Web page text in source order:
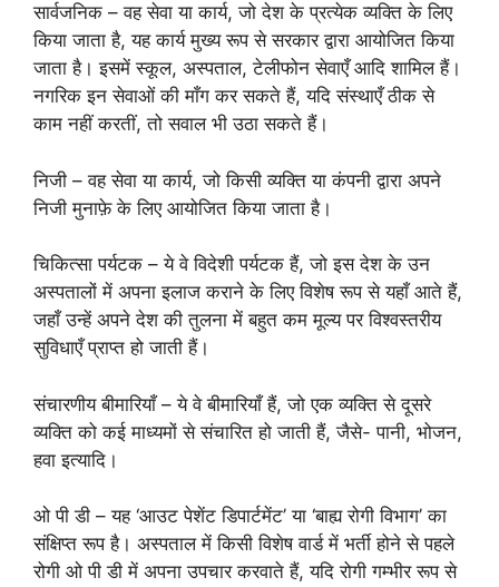
सार्वजनिक – वह सेवा या कार्य, जो देश के प्रत्येक व्यक्ति के लिए
किया जाता है, यह कार्य मुख्य रूप से सरकार द्वारा आयोजित किया
जाता है। इसमें स्कूल, अस्पताल, टेलीफोन सेवाएँ आदि शामिल हैं।
नगरिक इन सेवाओं की माँग कर सकते हैं, यदि संस्थाएँ ठीक से
काम नहीं करतीं, तो सवाल भी उठा सकते हैं।
निजी – वह सेवा या कार्य, जो किसी व्यक्ति या कंपनी द्वारा अपने
निजी मुनाफ़े के लिए आयोजित किया जाता है।
चिकित्सा पर्यटक – ये वे विदेशी पर्यटक हैं, जो इस देश के उन
अस्पतालों में अपना इलाज कराने के लिए विशेष रूप से यहाँ आते हैं,
जहाँ उन्हें अपने देश की तुलना में बहुत कम मूल्य पर विश्वस्तरीय
सुविधाएँ प्राप्त हो जाती हैं।
संचारणीय बीमारियाँ – ये वे बीमारियाँ हैं, जो एक व्यक्ति से दूसरे
व्यक्ति को कई माध्यमों से संचारित हो जाती हैं, जैसे- पानी, भोजन,
हवा इत्यादि।
ओ पी डी – यह ‘आउट पेशेंट डिपार्टमेंट’ या ‘बाह्य रोगी विभाग’ का
संक्षिप्त रूप है। अस्पताल में किसी विशेष वार्ड में भर्ती होने से पहले
रोगी ओ पी डी में अपना उपचार करवाते हैं, यदि रोगी गम्भीर रूप से